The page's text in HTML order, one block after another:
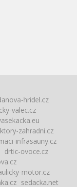
hridel.cz
valec.cz
zahradni.cz
infrasauny.cz
drtic-ovoce.cz
motor.cz
sedacka.net